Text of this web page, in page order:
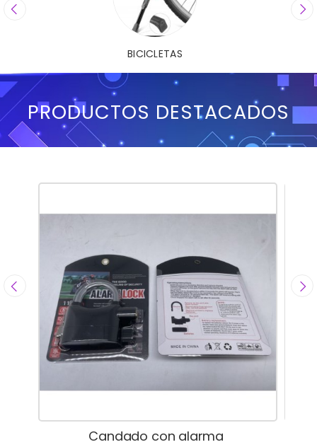
BICICLETAS
PRODUCTOS DESTACADOS
Candado con alarma